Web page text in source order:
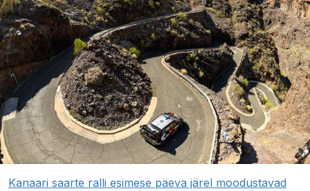
Kanaari saarte ralli esimese päeva järel moodustavad